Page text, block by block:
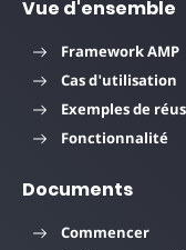
Vue d'ensemble
Framework AMP
Cas d'utilisation
Exemples de
Fonctionnalité
Documents
Commencer